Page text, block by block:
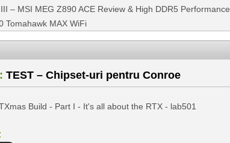
– MSI MEG Z890 ACE Review & High DDR5 Performance
Tomahawk MAX WiFi
TEST – Chipset-uri pentru Conroe
Build - Part I - It's all about the RTX - lab501